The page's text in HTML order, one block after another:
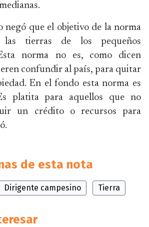
negó que el objetivo de la norma
las tierras de los pequeños
norma no es, como dicen
confundir al país, para quitar
En el fondo esta norma es
platita para aquellos que no
un crédito o recursos para
de esta nota
Dirigente campesino Tierra